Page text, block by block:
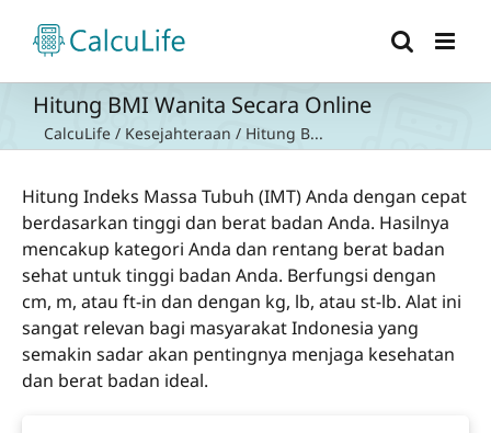
content
Hitung BMI Wanita Secara Online
CalcuLife / Kesejahteraan / Hitung B...
Hitung Indeks Massa Tubuh (IMT) Anda dengan cepat
berdasarkan tinggi dan berat badan Anda. Hasilnya
mencakup kategori Anda dan rentang berat badan
sehat untuk tinggi badan Anda. Berfungsi dengan
cm, m, atau ft-in dan dengan kg, lb, atau st-lb. Alat ini
sangat relevan bagi masyarakat Indonesia yang
semakin sadar akan pentingnya menjaga kesehatan
dan berat badan ideal.